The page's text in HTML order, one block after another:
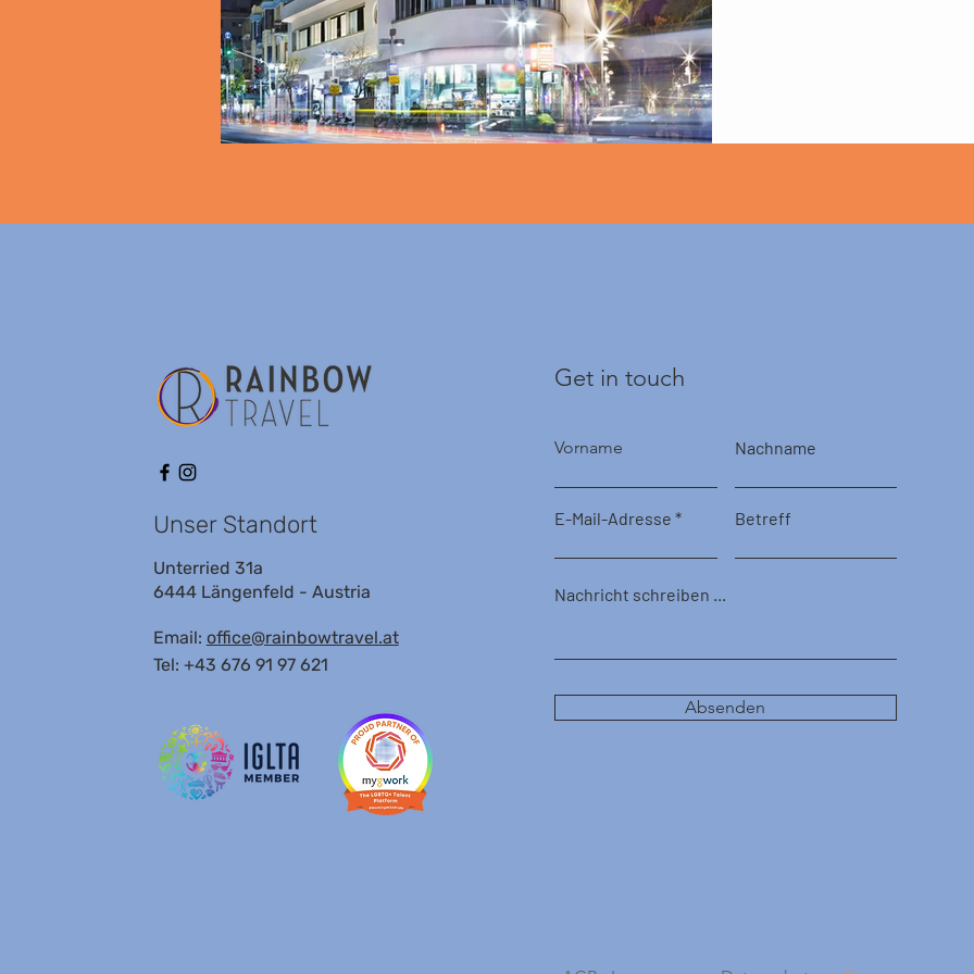
Unser Standort
Unterried 31a
6444 Längenfeld - Austria
Email: office@rainbowtravel.at
Tel: +43 676 91 97 621
Get in touch
Vorname Nachname
E-Mail-Adresse Betreff
Nachricht schreiben ...
Absenden